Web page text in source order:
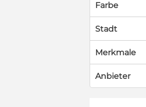
Farbe
Stadt
Merkmale
Anbieter